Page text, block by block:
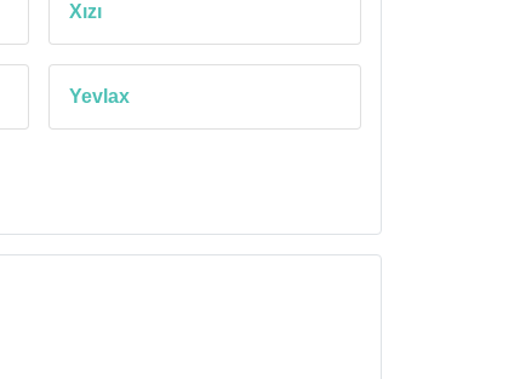
Xızı
Yevlax